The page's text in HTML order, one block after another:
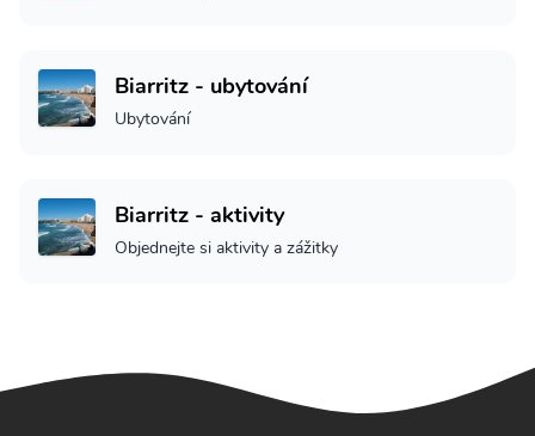
Biarritz - ubytování
Ubytování
Biarritz - aktivity
Objednejte si aktivity a zážitky